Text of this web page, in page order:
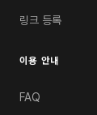
링크 등록
이용 안내
FAQ